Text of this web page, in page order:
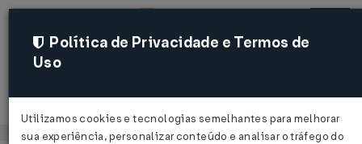
Acessar
Política de Privacidade e Termos de
Uso
Utilizamos cookies e tecnologias semelhantes para melhorar
sua experiência, personalizar conteúdo e analisar o tráfego do